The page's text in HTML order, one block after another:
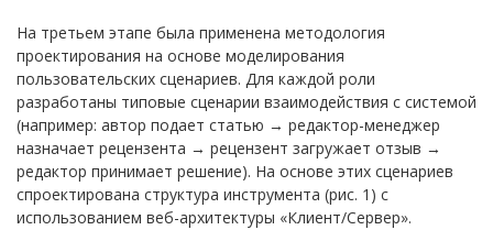
На третьем этапе была применена методология
проектирования на основе моделирования
пользовательских сценариев. Для каждой роли
разработаны типовые сценарии взаимодействия с системой
(например: автор подает статью → редактор-менеджер
назначает рецензента → рецензент загружает отзыв →
редактор принимает решение). На основе этих сценариев
спроектирована структура инструмента (рис. 1) с
использованием веб-архитектуры «Клиент/Сервер».